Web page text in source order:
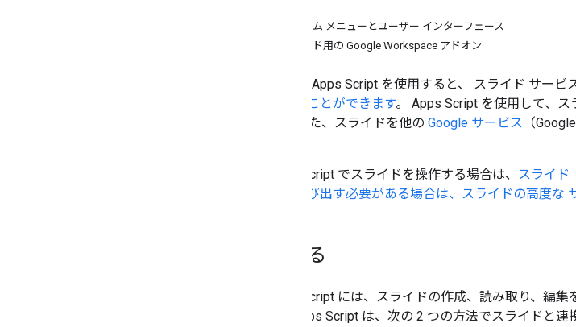
カスタム メニューとユーザー インターフェース
スライド用の Google Workspace アドオン
Google Apps Script を使用すると、 スライド サービ
で行うことができます。 Apps Script を使用して、ス
す。 また、スライドを他の Google サービス （
Apps Script でスライドを操作する場合は、 スライド
直接呼び出す必要がある場合は、 スライドの高度な
始める
Apps Script には、スライドの作成、読み取り、編
す。Apps Script は、次の 2 つの方法でスライドと連